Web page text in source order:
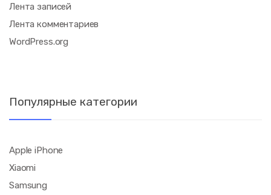
Лента записей
Лента комментариев
WordPress.org
Популярные категории
Apple iPhone
Xiaomi
Samsung